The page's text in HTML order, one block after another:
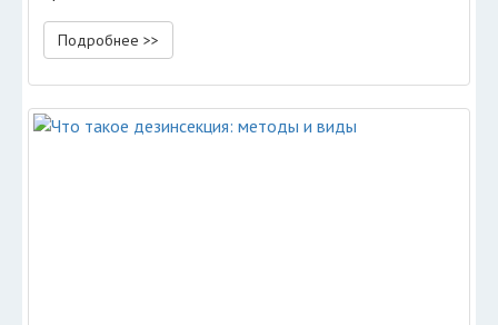
Подробнее >>